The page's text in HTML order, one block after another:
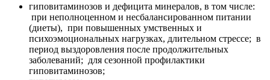
гиповитаминозов и дефицита минералов, в том числе:
при неполноценном и несбалансированном питании
(диеты), при повышенных умственных и
психоэмоциональных нагрузках, длительном стрессе; в
период выздоровления после продолжительных
заболеваний; для сезонной профилактики
гиповитаминозов;